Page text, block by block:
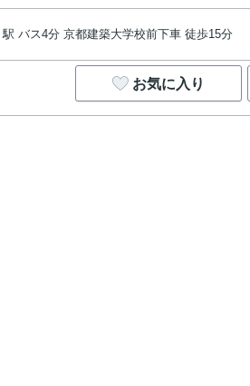
バス4分 京都建築大学校前下車 徒歩15分
お気に入り